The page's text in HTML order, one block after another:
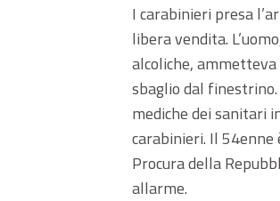
I carabinieri presa
libera vendita.
alcoliche,
sbaglio dal
mediche dei sanitari
carabinieri. Il
Procura della
allarme.